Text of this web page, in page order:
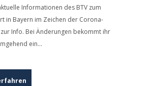
Informationen des BTV zum
in Bayern im Zeichen der Corona-
Info. Bei Änderungen bekommt ihr
ein...